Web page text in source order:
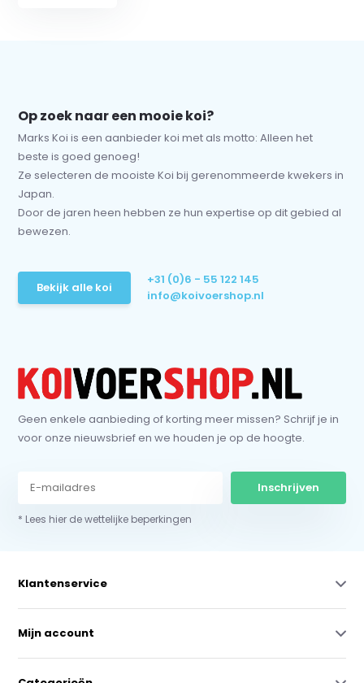
Op zoek naar een mooie koi?
Marks Koi is een aanbieder koi met als motto: Alleen het
beste is goed genoeg!
Ze selecteren de mooiste Koi bij gerenommeerde kwekers in
Japan.
Door de jaren heen hebben ze hun expertise op dit gebied al
bewezen.
Bekijk alle koi
+31 (0)6 - 55 122 145
info@koivoershop.nl
Geen enkele aanbieding of korting meer missen? Schrijf je in
voor onze nieuwsbrief en we houden je op de hoogte.
Inschrijven
* Lees hier de wettelijke beperkingen
Klantenservice
Mijn account